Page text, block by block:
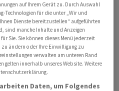
abzuwarten, welche
zum starken US-
Ende die Oberhand
über die künftige
damit nicht geringer
Kommentar weiter. Als
Chinas gesehen.
auf Ihrem Gerät zu. Durch Auswahl
Technologien für die unter „Wir und
Dienste bereitzustellen“ aufgeführten
sind manche Inhalte und Anzeigen
Sie. Sie können dieses Menü jederzeit
ändern oder Ihre Einwilligung zu
verwalten am unteren Rand
gelten innerhalb unseres Website. Weitere
Daten, um Folgendes